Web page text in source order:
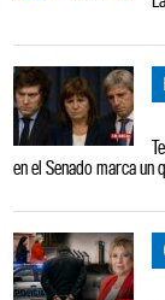
en el Senado marca un